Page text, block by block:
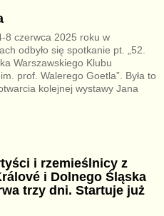
8 czerwca 2025 roku w
odbyło się spotkanie pt. „52.
Warszawskiego Klubu
prof. Walerego Goetla”. Była to
kolejnej wystawy Jana
i rzemieślnicy z
i Dolnego Śląska
trzy dni. Startuje już